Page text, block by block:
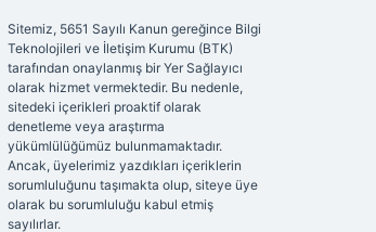
Sitemiz, 5651 Sayılı Kanun gereğince Bilgi
Teknolojileri ve İletişim Kurumu (BTK)
tarafından onaylanmış bir Yer Sağlayıcı
olarak hizmet vermektedir. Bu nedenle,
sitedeki içerikleri proaktif olarak
denetleme veya araştırma
yükümlülüğümüz bulunmamaktadır.
Ancak, üyelerimiz yazdıkları içeriklerin
sorumluluğunu taşımakta olup, siteye üye
olarak bu sorumluluğu kabul etmiş
sayılırlar.